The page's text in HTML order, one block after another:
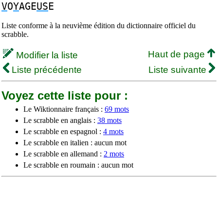
VOYAGEUSE
Liste conforme à la neuvième édition du dictionnaire officiel du
scrabble.
Modifier la liste
Haut de page
Liste précédente
Liste suivante
Voyez cette liste pour :
Le Wiktionnaire français : 69 mots
Le scrabble en anglais : 38 mots
Le scrabble en espagnol : 4 mots
Le scrabble en italien : aucun mot
Le scrabble en allemand : 2 mots
Le scrabble en roumain : aucun mot